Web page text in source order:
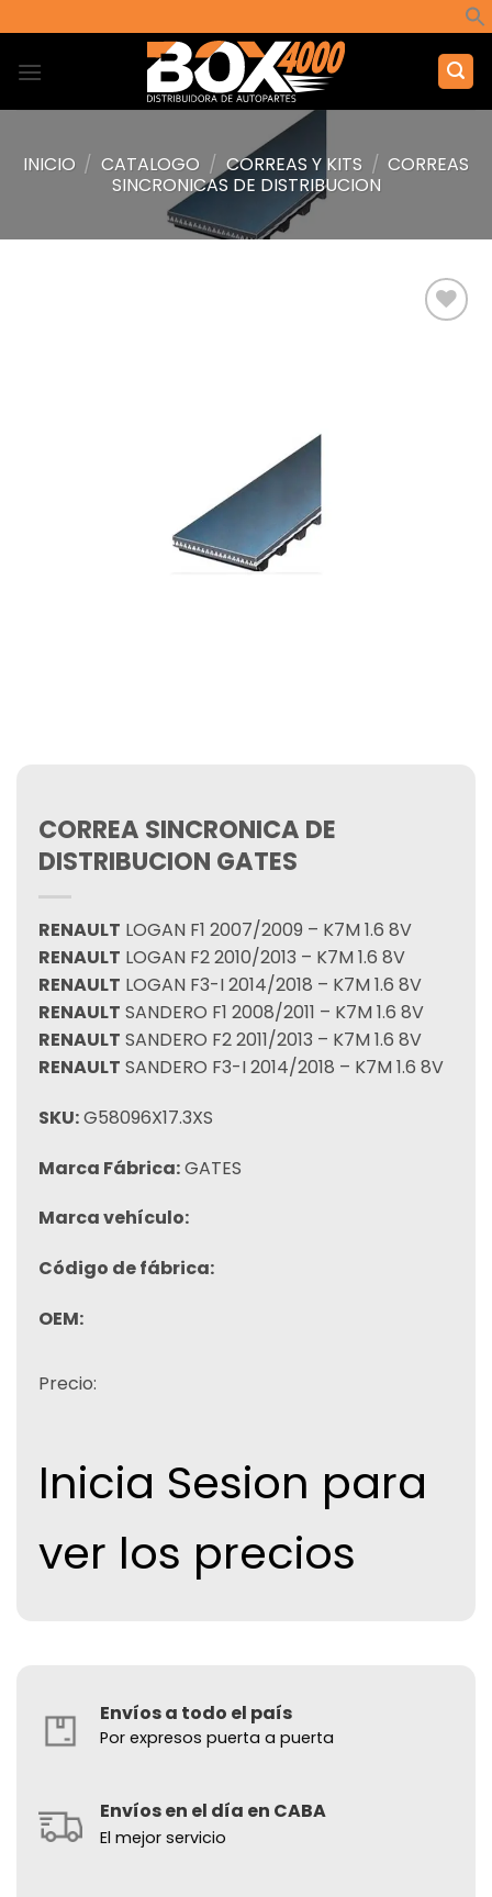
al
contenido
INICIO / CATALOGO / CORREAS Y KITS / CORREAS
SINCRONICAS DE DISTRIBUCION
CORREA SINCRONICA DE
DISTRIBUCION GATES
RENAULT LOGAN F1 2007/2009 – K7M 1.6 8V
RENAULT LOGAN F2 2010/2013 – K7M 1.6 8V
RENAULT LOGAN F3-I 2014/2018 – K7M 1.6 8V
RENAULT SANDERO F1 2008/2011 – K7M 1.6 8V
RENAULT SANDERO F2 2011/2013 – K7M 1.6 8V
RENAULT SANDERO F3-I 2014/2018 – K7M 1.6 8V
SKU:G58096X17.3XS
Marca Fábrica:GATES
Marca vehículo:
Código de fábrica:
OEM:
Precio:
Inicia Sesion para
ver los precios
Envíos a todo el país
Por expresos puerta a puerta
Envíos en el día en CABA
El mejor servicio